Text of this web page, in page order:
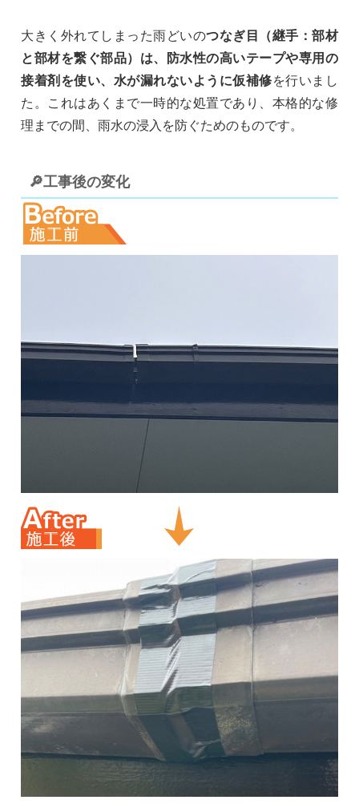
大きく外れてしまった雨どいのつなぎ目（継手：部材
と部材を繋ぐ部品）は、防水性の高いテープや専用の
接着剤を使い、水が漏れないように仮補修を行いまし
た。これはあくまで一時的な処置であり、本格的な修
理までの間、雨水の浸入を防ぐためのものです。
🔎工事後の変化